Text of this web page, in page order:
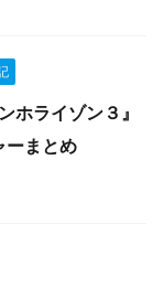
ホライゾン３』
ーまとめ